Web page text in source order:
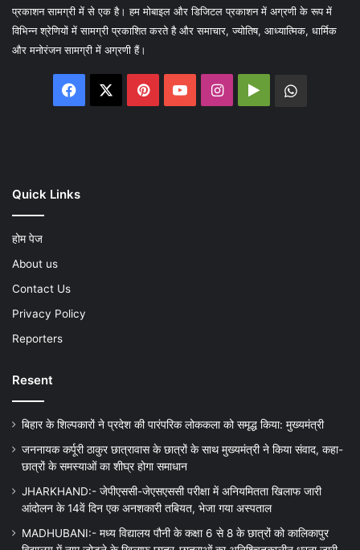
प्रकाशन सामग्री में से एक है। हम मोबाइल और डिजिटल प्रकाशन में अग्रणी के रूप में
विभिन्न श्रेणियों में सामग्री प्रकाशित करते है और समाचार, ज्योतिष, आध्यात्मिक, धार्मिक
और मनोरंजन सामग्री में अग्रणी हैं।
Facebook PinterestYouTubeInstagram
Google
Quick Links
होम पेज
About us
Contact Us
Privacy Policy
Reporters
Resent
बिहार के शिल्पकारों ने प्रदेश की पारंपरिक लोककला को समृद्ध किया: मुख्यमंत्री
जननायक कर्पूरी ठाकुर छात्रावास के छात्रों के साथ मुख्यमंत्री ने किया संवाद, कहा-
छात्रों के समस्याओं का शीघ्र होगा समाधान
JHARKHAND:- जेपीएससी-जेएसएससी परीक्षा में अनियमितता खिलाफ जारी
आंदोलन के 14वें दिन एक अनशकारी तबियत, भेजा गया अस्पताल
MADHUBANI:- मध्य विद्यालय पौनी के कक्षा 6 से 8 के छात्रों को कालिकापुर